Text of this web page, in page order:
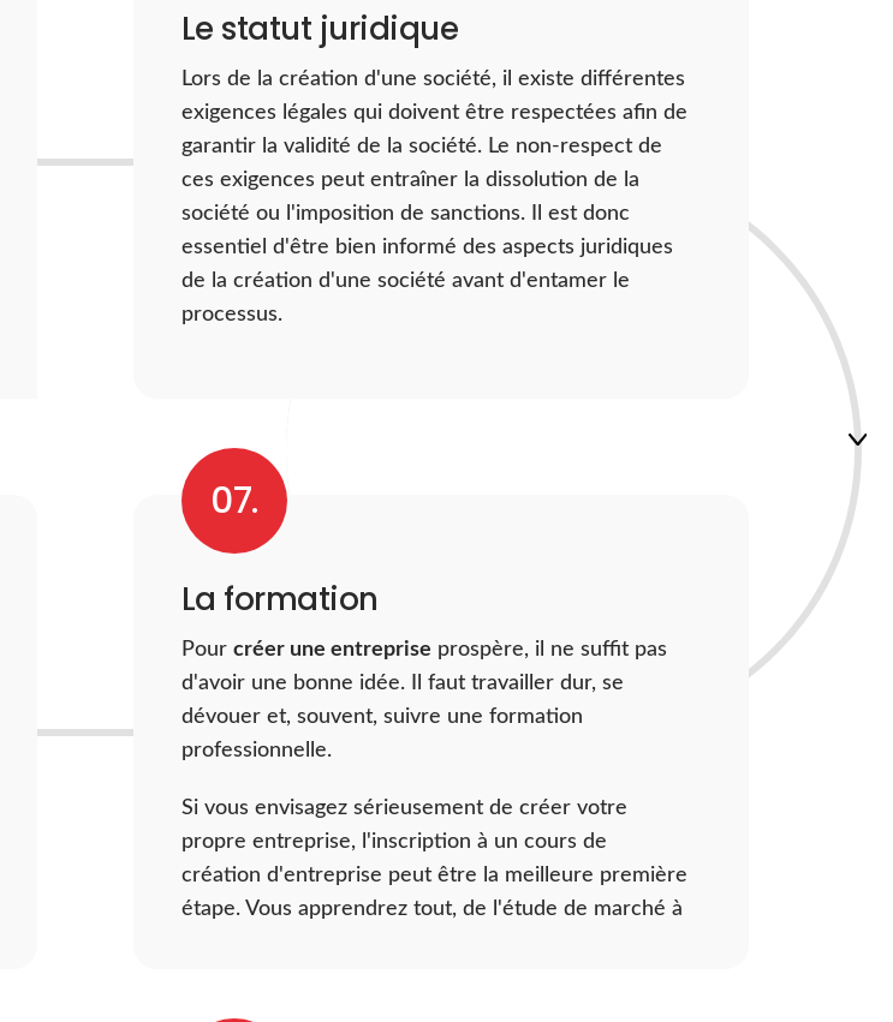
Le statut juridique
Lors de la création d'une société, il existe différentes
exigences légales qui doivent être respectées afin de
garantir la validité de la société. Le non-respect de
ces exigences peut entraîner la dissolution de la
société ou l'imposition de sanctions. Il est donc
essentiel d'être bien informé des aspects juridiques
de la création d'une société avant d'entamer le
processus.
07.
La formation
Pour créer une entreprise prospère, il ne suffit pas
d'avoir une bonne idée. Il faut travailler dur, se
dévouer et, souvent, suivre une formation
professionnelle.
Si vous envisagez sérieusement de créer votre
propre entreprise, l'inscription à un cours de
création d'entreprise peut être la meilleure première
étape. Vous apprendrez tout, de l'étude de marché à